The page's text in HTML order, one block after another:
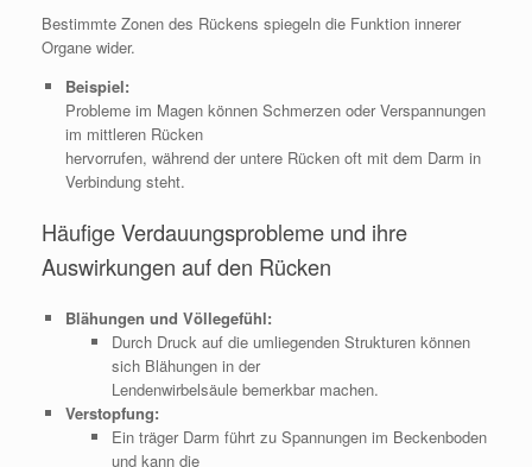
Bestimmte Zonen des Rückens spiegeln die Funktion innerer
Organe wider.
Beispiel:
Probleme im Magen können Schmerzen oder Verspannungen
im mittleren Rücken
hervorrufen, während der untere Rücken oft mit dem Darm in
Verbindung steht.
Häufige Verdauungsprobleme und ihre
Auswirkungen auf den Rücken
Blähungen und Völlegefühl:
Durch Druck auf die umliegenden Strukturen können
sich Blähungen in der
Lendenwirbelsäule bemerkbar machen.
Verstopfung:
Ein träger Darm führt zu Spannungen im Beckenboden
und kann die